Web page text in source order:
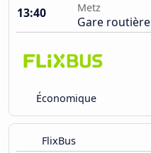
13:40
Metz
Gare routière
Économique
FlixBus